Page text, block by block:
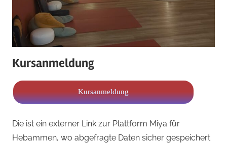
Kursanmeldung
Kursanmeldung
Die ist ein externer Link zur Plattform Miya für
Hebammen, wo abgefragte Daten sicher gespeichert